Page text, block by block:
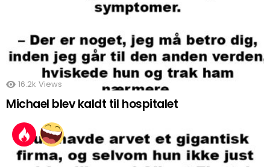
16.2k Views
Michael blev kaldt til hospitalet